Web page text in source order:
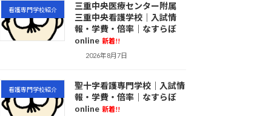
看護専門学校紹介
三重中央医療センター附属
三重中央看護学校｜入試情
報・学費・倍率｜なすらぼ
online 新着!!
2026年8月7日
看護専門学校紹介
聖十字看護専門学校｜入試情
報・学費・倍率｜なすらぼ
online 新着!!